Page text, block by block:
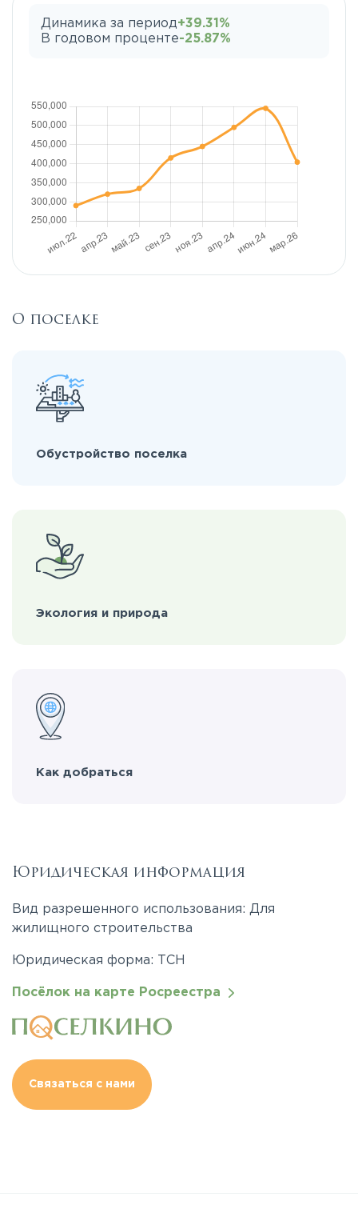
Динамика за период+39.31%
В годовом проценте-25.87%
О поселке
Обустройство поселка
Экология и природа
Как добраться
Юридическая информация
Вид разрешенного использования: Для
жилищного строительства
Юридическая форма: ТСН
Посёлок на карте Росреестра
Связаться с нами